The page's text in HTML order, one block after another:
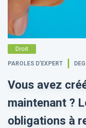
Droit
PAROLES D’EXPERT
Vous avez
maintenant ?
obligations à